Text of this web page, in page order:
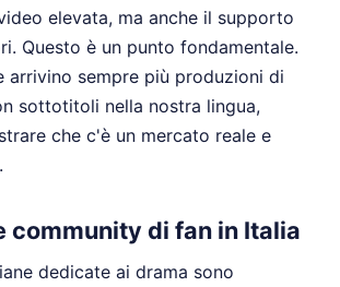
elevata, ma anche il supporto
Questo è un punto fondamentale.
arrivino sempre più produzioni di
sottotitoli nella nostra lingua,
che c'è un mercato reale e
community di fan in Italia
dedicate ai drama sono